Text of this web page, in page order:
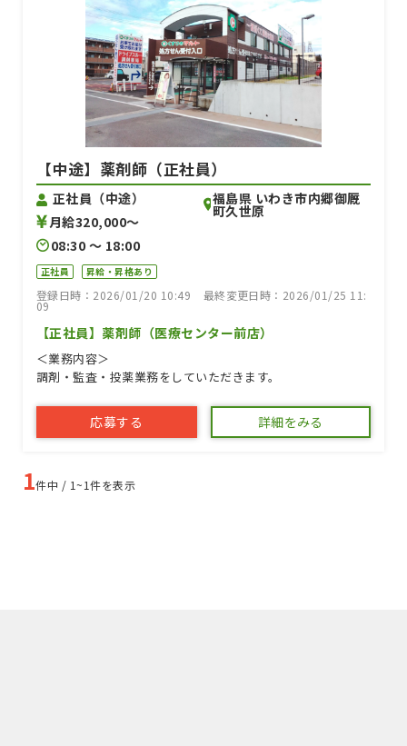
【中途】薬剤師（正社員）
正社員（中途）
月給320,000〜
08:30 〜 18:00
福島県 いわき市内郷御厩
町久世原
正社員 昇給・昇格あり
登録日時：2026/01/20 10:49 最終変更日時：2026/01/25 11:
09
【正社員】薬剤師（医療センター前店）
＜業務内容＞
調剤・監査・投薬業務をしていただきます。
応募する 詳細をみる
1件中 / 1~1件を表示